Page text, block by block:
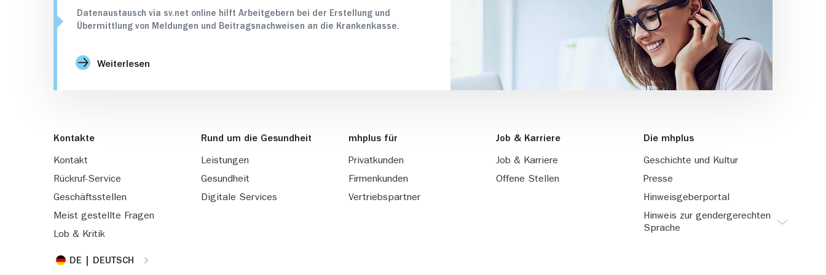
Datenaustausch via sv.net online hilft Arbeitgebern bei der Erstellung und
Übermittlung von Meldungen und Beitragsnachweisen an die Krankenkasse.
Weiterlesen
Kontakte
Kontakt
Rückruf-Service
Geschäftsstellen
Meist gestellte Fragen
Lob & Kritik
DE | DEUTSCH
Rund um die Gesundheit
Leistungen
Gesundheit
Digitale Services
mhplus für
Privatkunden
Firmenkunden
Vertriebspartner
Job & Karriere
Job & Karriere
Offene Stellen
Die mhplus
Geschichte und Kultur
Presse
Hinweisgeberportal
Hinweis zur gendergerechten
Sprache